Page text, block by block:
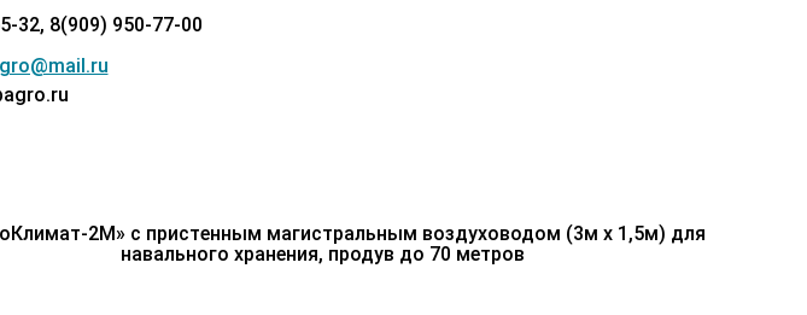
32, 8(909) 950-77-00
2М» с пристенным магистральным воздуховодом (3м х 1,5м) для
навального хранения, продув до 70 метров